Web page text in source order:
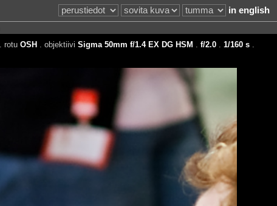
in english
. rotu OSH . objektiivi Sigma 50mm f/1.4 EX DG HSM f/2.0. 1/160 s.